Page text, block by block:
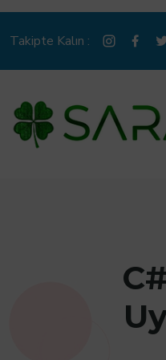
Takipte Kalın :